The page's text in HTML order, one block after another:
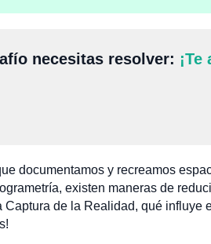
necesitas resolver:
documentamos y recreamos
existen maneras de
de la Realidad, qué influye